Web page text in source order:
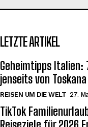
LETZTE ARTIKEL
Geheimtipps Italien:
jenseits von
REISEN UM DIE WELT 27.
TikTok